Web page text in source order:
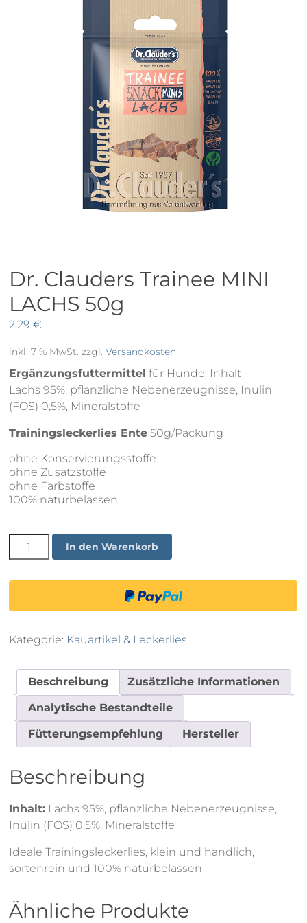
Dr. Clauders Trainee MINI
LACHS 50g
2,29€
inkl. 7 % MwSt. zzgl.Versandkosten
Ergänzungsfuttermittel für Hunde: Inhalt
Lachs 95%, pflanzliche Nebenerzeugnisse, Inulin
(FOS) 0,5%, Mineralstoffe
Trainingsleckerlies Ente 50g/Packung
ohne Konservierungsstoffe
ohne Zusatzstoffe
ohne Farbstoffe
100% naturbelassen
Clauders
MINI
50g
In den Warenkorb
Kategorie: Kauartikel & Leckerlies
Beschreibung
Zusätzliche Informationen
Analytische Bestandteile
Fütterungsempfehlung
Hersteller
Beschreibung
Inhalt: Lachs 95%, pflanzliche Nebenerzeugnisse,
Inulin (FOS) 0,5%, Mineralstoffe
Ideale Trainingsleckerlies, klein und handlich,
sortenrein und 100% naturbelassen
Ähnliche Produkte